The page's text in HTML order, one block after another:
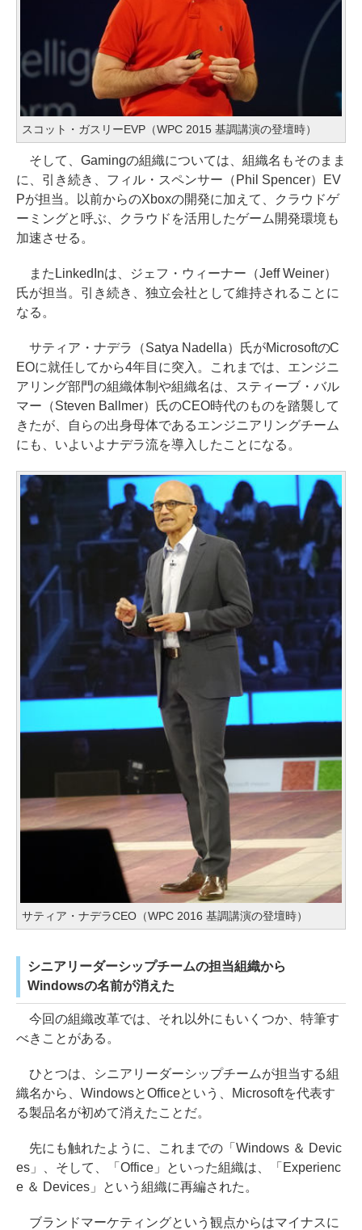
スコット・ガスリーEVP（WPC 2015 基調講演の登壇時）
そして、Gamingの組織については、組織名もそのまま
に、引き続き、フィル・スペンサー（Phil Spencer）EV
Pが担当。以前からのXboxの開発に加えて、クラウドゲ
ーミングと呼ぶ、クラウドを活用したゲーム開発環境も
加速させる。
またLinkedInは、ジェフ・ウィーナー（Jeff Weiner）
氏が担当。引き続き、独立会社として維持されることに
なる。
サティア・ナデラ（Satya Nadella）氏がMicrosoftのC
EOに就任してから4年目に突入。これまでは、エンジニ
アリング部門の組織体制や組織名は、スティーブ・バル
マー（Steven Ballmer）氏のCEO時代のものを踏襲して
きたが、自らの出身母体であるエンジニアリングチーム
にも、いよいよナデラ流を導入したことになる。
サティア・ナデラCEO（WPC 2016 基調講演の登壇時）
シニアリーダーシップチームの担当組織から
Windowsの名前が消えた
今回の組織改革では、それ以外にもいくつか、特筆す
べきことがある。
ひとつは、シニアリーダーシップチームが担当する組
織名から、WindowsとOfficeという、Microsoftを代表す
る製品名が初めて消えたことだ。
先にも触れたように、これまでの「Windows ＆ Devic
es」、そして、「Office」といった組織は、「Experienc
e ＆ Devices」という組織に再編された。
ブランドマーケティングという観点からはマイナスに